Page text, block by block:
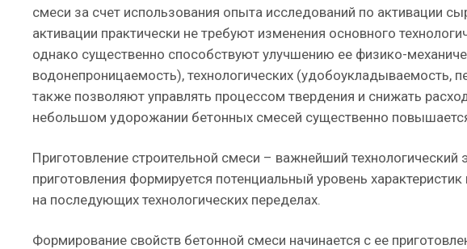
смеси за счет использования опыта исследований по активации
активации практически не требуют изменения основного
однако существенно способствуют улучшению ее физико-
водонепроницаемость), технологических (удобоукладываемость,
также позволяют управлять процессом твердения и снижать
небольшом удорожании бетонных смесей существенно
Приготовление строительной смеси – важнейший
приготовления формируется потенциальный уровень
на последующих технологических переделах.
Формирование свойств бетонной смеси начинается с ее